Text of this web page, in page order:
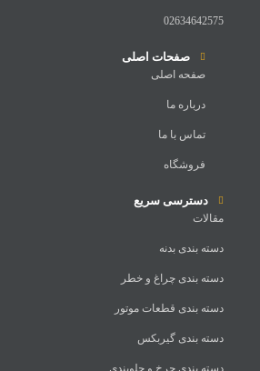
02634642575
صفحات اصلی
صفحه اصلی
درباره ما
تماس با ما
فروشگاه
دسترسی سریع
مقالات
دسته بندی بدنه
دسته بندی چراغ و خطر
دسته بندی قطعات موتور
دسته بندی گیربکس
دسته بندی چرخ و جلوبندی